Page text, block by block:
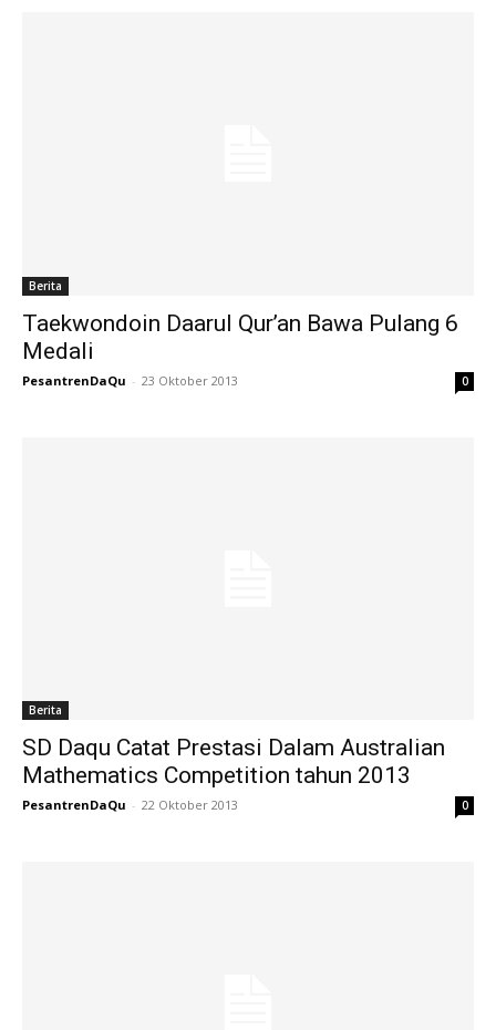
Berita
Taekwondoin Daarul Qur’an Bawa Pulang 6
Medali
PesantrenDaQu - 23 Oktober 2013 0
Berita
SD Daqu Catat Prestasi Dalam Australian
Mathematics Competition tahun 2013
PesantrenDaQu - 22 Oktober 2013 0